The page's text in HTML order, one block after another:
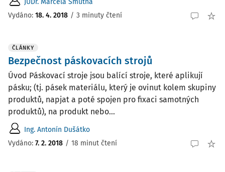
Vydáno: 18. 4. 2018 / 3 minuty čtení
ČLÁNKY
Bezpečnost páskovacích strojů
Úvod Páskovací stroje jsou balící stroje, které aplikují
pásku; (tj. pásek materiálu, který je ovinut kolem skupiny
produktů, napjat a poté spojen pro fixaci samotných
produktů), na produkt nebo...
Ing. Antonín Dušátko
Vydáno: 7. 2. 2018 / 18 minut čtení